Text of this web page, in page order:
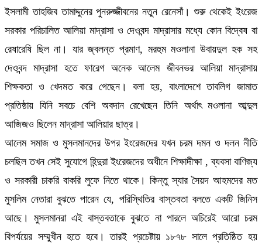
ইসলামী তাহজিব তামাদ্দুনের পুনরুজ্জীবনের নতুন রেনেসাঁ। শুরু থেকেই ইংরেজ
সরকার পরিচালিত আলিয়া মাদ্রাসা ও দেওবন্দ মাদ্রাসার মধ্যে কোন বিদ্বেষ বা
রেষারেষি ছিল না। যার জ্বলন্ত প্রমাণ, মরহুম মওলানা উবায়দুল হক সহ
দেওবন্দ মাদ্রাসা হতে ফারেগ অনেক আলেম জীবনভর আলিয়া মাদ্রাসায়
শিক্ষকতা ও খেদমত করে গেছেন। বলা হয়, বাংলাদেশে তাবলিগ জামাত
প্রতিষ্ঠায় যিনি সবচে বেশি অবদান রেখেছেন তিনি অর্থাৎ মওলানা আব্দুল
আজিজও ছিলেন মাদ্রাসা আলিয়ার ছাত্র।
আলেম সমাজ ও মুসলমানদের উপর ইংরেজদের যখন চরম দমন ও দলন নীতি
চলছিল তখন সেই সুযোগে হিন্দুরা ইংরেজদের অধীনে শিক্ষাদীক্ষা , ব্যবসা বাণিজ্য
ও সরকারী চাকরি বাকরি লুফে নিতে থাকে। কিন্তু স্যার সৈয়দ আহমদের মত
মুসলিম নেতারা বুঝতে পারেন যে, পরিস্থিতির বাস্তবতা বলতে একটি জিনিস
আছে। মুসলমানরা এই বাস্তবতাকে বুঝতে না পারলে অচিরেই আরো চরম
বিপর্যয়ের সম্মুখীন হতে হবে। তারই প্রচেষ্টায় ১৮৭৮ সালে প্রতিষ্ঠিত হয়